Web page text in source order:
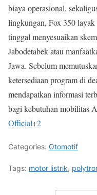
biaya operasional,
lingkungan, Fox 350
tinggal menyesuaikan
Jabodetabek atau
Jawa. Sebelum
ketersediaan program di
mendapatkan informasi
bagi kebutuhan mobilitas
Official+2
Categories: Otomotif
Tags: motor listrik,